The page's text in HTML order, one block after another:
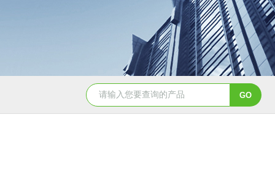
YSCYS-010臭氧老化试验设备